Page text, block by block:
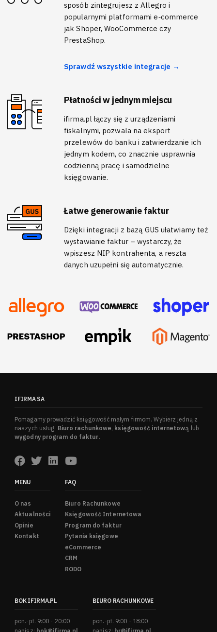
sposób zintegrujesz z Allegro i
popularnymi platformami e‑commerce
jak Shoper, WooCommerce czy
PrestaShop.
Sprawdź wszystkie integracje →
Płatności w jednym miejscu
ifirma.pl łączy się z urządzeniami
fiskalnymi, pozwala na eksport
przelewów do banku i zatwierdzanie ich
jednym kodem, co znacznie usprawnia
codzienną pracę i samodzielne
księgowanie.
Łatwe generowanie faktur
Dzięki integracji z bazą GUS ułatwiamy też
wystawianie faktur – wystarczy, że
wpiszesz NIP kontrahenta, a reszta
danych uzupełni się automatycznie.
IFIRMA SA
Pomagamy prowadzić księgowość małym firmom. Wybierz jedną z
naszych usług. Biuro rachunkowe, księgowość internetową lub
wygodny program do faktur.
MENU
O nas
Aktualności
Opinie
Kontakt
FAQ
Biuro Rachunkowe
Księgowość Internetowa
Program do faktur
Pytania księgowe
eCommerce
CRM
RODO
BOK IFIRMA.PL
pon.-pt. 9:00 - 20:00
BIURO RACHUNKOWE
pon.-pt. 9:00 - 18:00